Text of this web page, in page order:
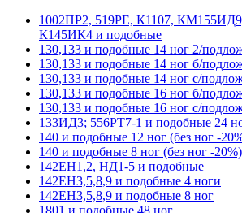
1002ПР2, 519РЕ, К1107,
К145ИК4 и подобные
130,133 и подобные 14 ног 2/
130,133 и подобные 14 ног б/
130,133 и подобные 14 ног с/
130,133 и подобные 16 ног б/
130,133 и подобные 16 ног с/
133ИД3; 556РТ7-1 и подобные 24
140 и подобные 12 ног (без ног -
140 и подобные 8 ног (без ног -20%)
142ЕН1,2, НД1-5 и подобные
142ЕН3,5,8,9 и подобные 4 ноги
142ЕН3,5,8,9 и подобные 8 ног
1801 и подобные 48 ног